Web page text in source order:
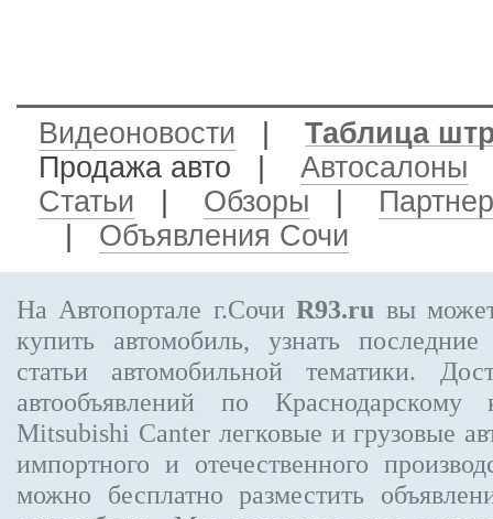
Видеоновости
Таблица
Продажа авто
Автосалоны
Статьи
Обзоры
Объявления Сочи
На Автопортале г.СочиR93.ru вы
купить автомобиль, узнать
статьи автомобильной тематики.
автообъявлений по
Mitsubishi Canterлегковые и грузовые
импортного и отечественного
можно бесплатно разместить